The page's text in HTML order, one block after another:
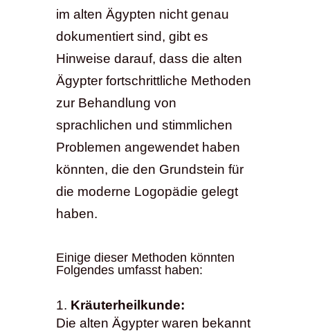
im alten Ägypten nicht genau
dokumentiert sind, gibt es
Hinweise darauf, dass die alten
Ägypter fortschrittliche Methoden
zur Behandlung von
sprachlichen und stimmlichen
Problemen angewendet haben
könnten, die den Grundstein für
die moderne Logopädie gelegt
haben.
Einige dieser Methoden könnten
Folgendes umfasst haben:
Kräuterheilkunde:
Die alten Ägypter waren bekannt